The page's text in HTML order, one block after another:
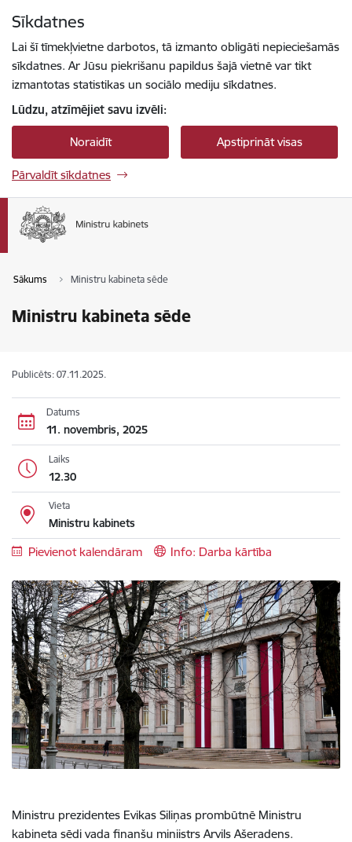
Sīkdatnes
Lai šī tīmekļvietne darbotos, tā izmanto obligāti nepieciešamās
sīkdatnes. Ar Jūsu piekrišanu papildus šajā vietnē var tikt
izmantotas statistikas un sociālo mediju sīkdatnes.
Lūdzu, atzīmējiet savu izvēli:
Noraidīt Apstiprināt visas
Pārvaldīt sīkdatnes
Sākums Ministru kabineta sēde
Ministru kabineta sēde
Publicēts: 07.11.2025.
Datums
11. novembris, 2025
Laiks
12.30
Vieta
Ministru kabinets
Pievienot kalendāram Info: Darba kārtība
Ministru prezidentes Evikas Siliņas prombūtnē Ministru
kabineta sēdi vada finanšu miniistrs Arvils Ašeradens.